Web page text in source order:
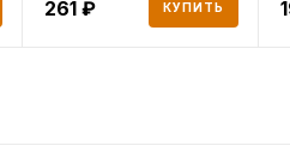
261 КУПИТЬ